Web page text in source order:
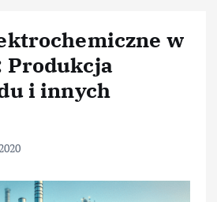
w
Produkcja
i innych